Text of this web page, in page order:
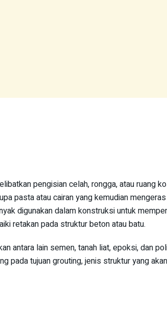
pengisian celah, rongga, atau ruang
pasta atau cairan yang kemudian
digunakan dalam konstruksi untuk
retakan pada struktur beton atau batu.
antara lain semen, tanah liat, epoksi, dan
pada tujuan grouting, jenis struktur yang